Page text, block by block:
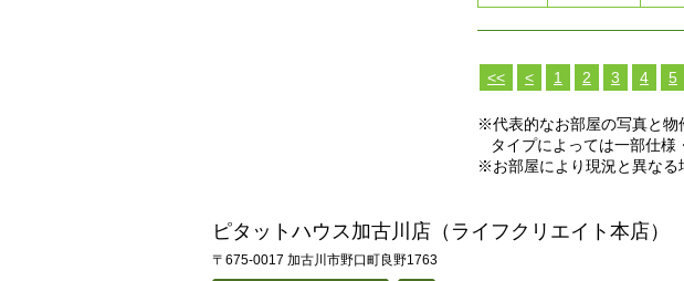
<< < 1 2 3 4 5
※代表的なお部屋の写真と物
タイプによっては一部仕様
※お部屋により現況と異なる
ピタットハウス加古川店（ライフクリエイト本店）
〒675-0017 加古川市野口町良野1763